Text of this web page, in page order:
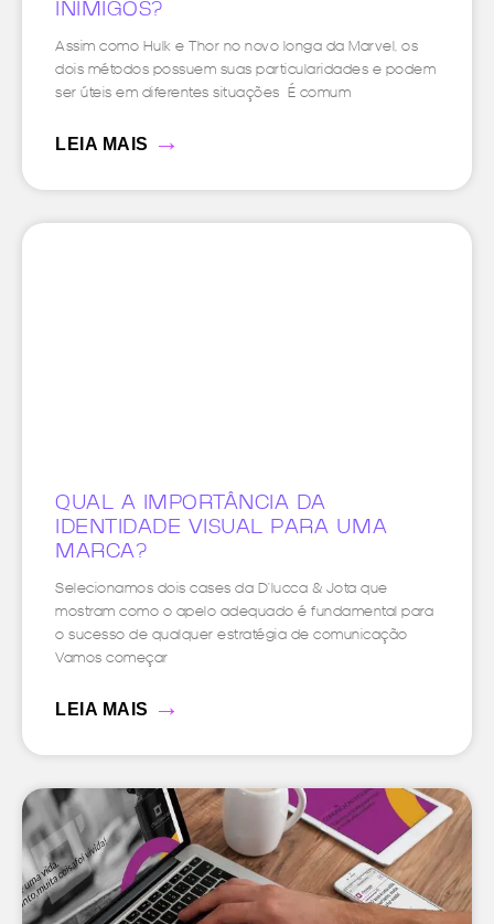
INIMIGOS?
Assim como Hulk e Thor no novo longa da Marvel, os
dois métodos possuem suas particularidades e podem
ser úteis em diferentes situações É comum
LEIA MAIS →
QUAL A IMPORTÂNCIA DA
IDENTIDADE VISUAL PARA UMA
MARCA?
Selecionamos dois cases da D’lucca & Jota que
mostram como o apelo adequado é fundamental para
o sucesso de qualquer estratégia de comunicação
Vamos começar
LEIA MAIS →